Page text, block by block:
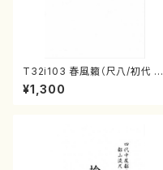
T32i103 春風籟（尺八/初代 石
垣征山/尺八/都山式譜）都山流
公刊楽譜曲番:552
¥1,300